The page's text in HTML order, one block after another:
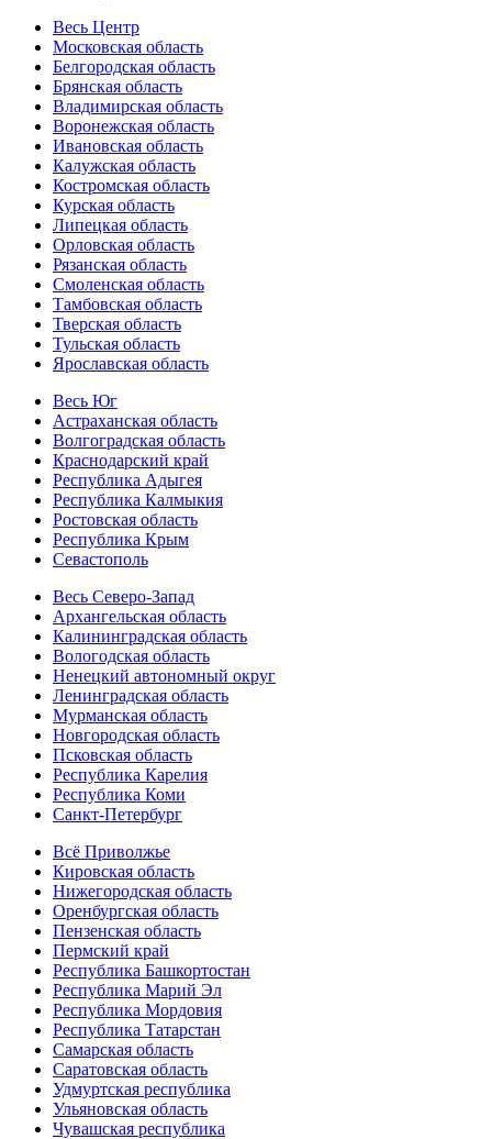
Весь Центр
Московская область
Белгородская область
Брянская область
Владимирская область
Воронежская область
Ивановская область
Калужская область
Костромская область
Курская область
Липецкая область
Орловская область
Рязанская область
Смоленская область
Тамбовская область
Тверская область
Тульская область
Ярославская область
Весь Юг
Астраханская область
Волгоградская область
Краснодарский край
Республика Адыгея
Республика Калмыкия
Ростовская область
Республика Крым
Севастополь
Весь Северо-Запад
Архангельская область
Калининградская область
Вологодская область
Ненецкий автономный округ
Ленинградская область
Мурманская область
Новгородская область
Псковская область
Республика Карелия
Республика Коми
Санкт-Петербург
Всё Приволжье
Кировская область
Нижегородская область
Оренбургская область
Пензенская область
Пермский край
Республика Башкортостан
Республика Марий Эл
Республика Мордовия
Республика Татарстан
Самарская область
Саратовская область
Удмуртская республика
Ульяновская область
Чувашская республика